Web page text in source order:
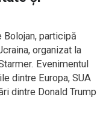
participă
organizat la
Evenimentul
dintre Europa, SUA
dintre Donald Trump